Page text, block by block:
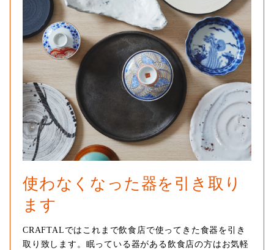
使わなくなった器を引き取り
ます
CRAFTALではこれまで飲食店で使ってきた食器を引き
取り致します。眠っている器がある飲食店の方はお気軽